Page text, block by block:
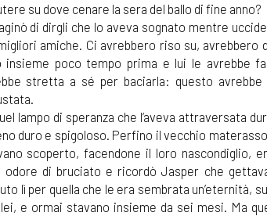
su dove cenare la sera del ballo di fine anno?
di dirgli che lo aveva sognato mentre
amiche. Ci avrebbero riso su, avrebbero
insieme poco tempo prima e lui le avrebbe
stretta a sé per baciarla: questo
lampo di speranza che l’aveva attraversata
duro e spigoloso. Perfino il vecchio
scoperto, facendone il loro nascondiglio,
odore di bruciato e ricordò Jasper che
lì per quella che le era sembrata un’eternità,
e ormai stavano insieme da sei mesi. Ma